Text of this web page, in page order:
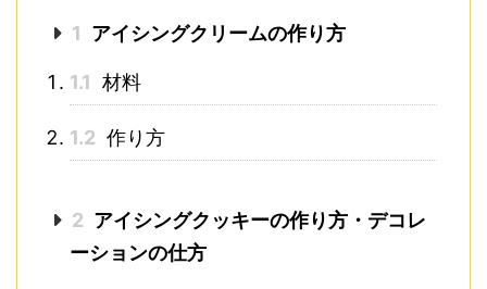
1 アイシングクリームの作り方
1.1 材料
1.2 作り方
2 アイシングクッキーの作り方・デコレ
ーションの仕方